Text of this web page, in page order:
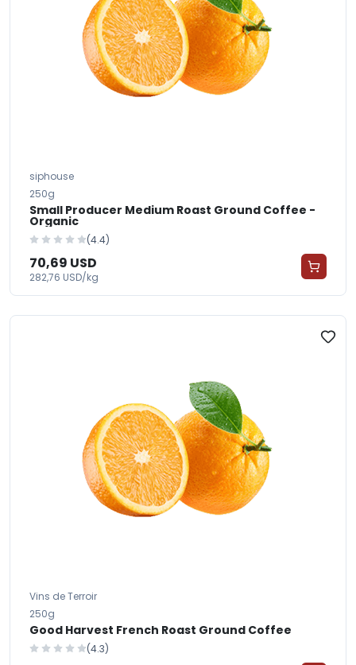
siphouse
250g
Small Producer Medium Roast Ground Coffee -
Organic
(4.4)
70,69 USD
282,76 USD/kg
Vins de Terroir
250g
Good Harvest French Roast Ground Coffee
(4.3)